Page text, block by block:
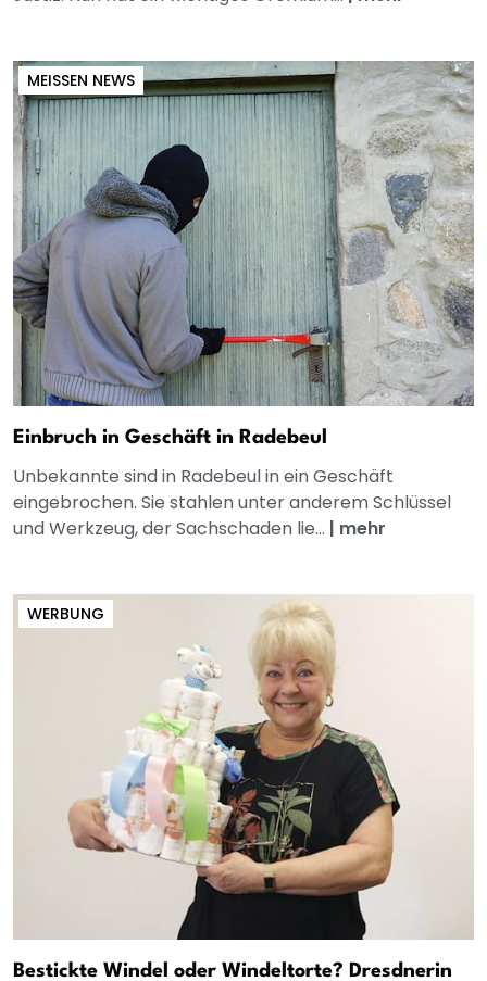
MEISSEN NEWS
Einbruch in Geschäft in Radebeul
Unbekannte sind in Radebeul in ein Geschäft
eingebrochen. Sie stahlen unter anderem Schlüssel
und Werkzeug, der Sachschaden lie... | mehr
WERBUNG
Bestickte Windel oder Windeltorte? Dresdnerin